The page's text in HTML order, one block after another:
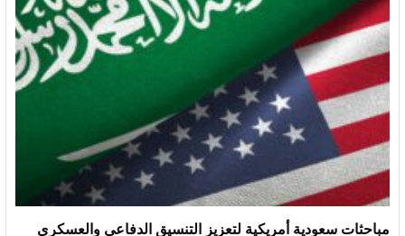
مباحثات سعودية أمريكية لتعزيز التنسيق الدفاعي والعسكري